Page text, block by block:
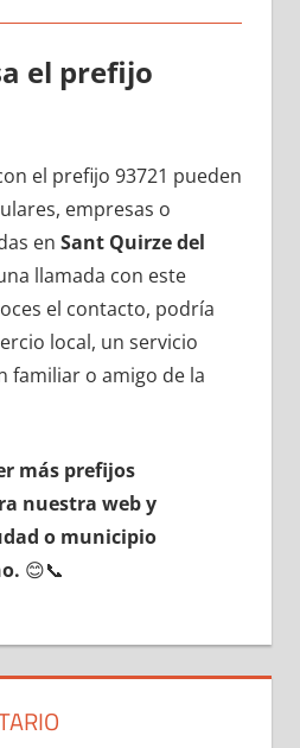
el prefijo
el prefijo 93721 pueden
empresas ο
en Sant Quirze del
llamada сοn еstе
el contacto, podría
local, un servicio
familiar ο amigo dе la
mа́s prefijos
nuestra web у
ο municipio
😊📞